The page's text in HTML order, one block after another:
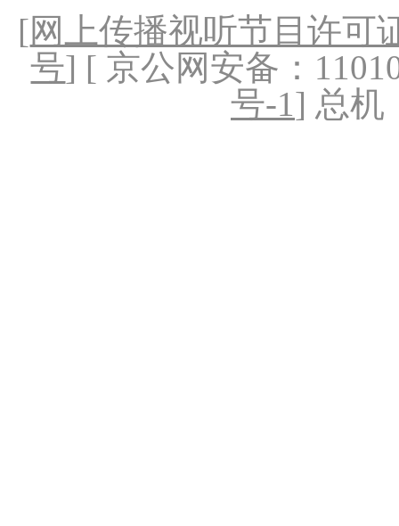
[网上传播视听节目许可
号] [ 京公网安备：
号-1] 总机